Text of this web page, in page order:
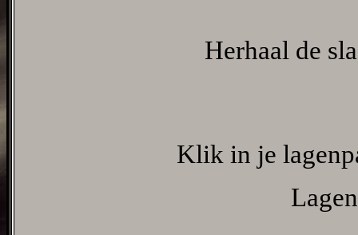
Herhaal de
Klik in je